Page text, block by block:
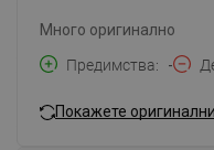
Много оригинално
Предимства
-
Покажете